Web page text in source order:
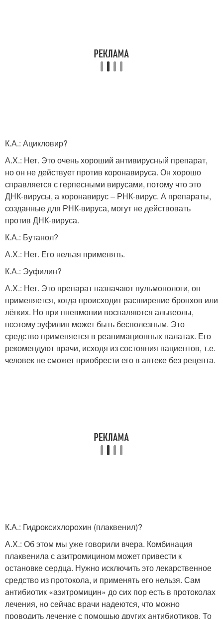
К.А.: Ацикловир?
А.Х.: Нет. Это очень хороший антивирусный препарат,
но он не действует против коронавируса. Он хорошо
справляется с герпесными вирусами, потому что это
ДНК-вирусы, а коронавирус – РНК-вирус. А препараты,
созданные для РНК-вируса, могут не действовать
против ДНК-вируса.
К.А.: Бутанол?
А.Х.: Нет. Его нельзя применять.
К.А.: Эуфилин?
А.Х.: Нет. Это препарат назначают пульмонологи, он
применяется, когда происходит расширение бронхов или
лёгких. Но при пневмонии воспаляются альвеолы,
поэтому эуфилин может быть бесполезным. Это
средство применяется в реанимационных палатах. Его
рекомендуют врачи, исходя из состояния пациентов, т.е.
человек не сможет приобрести его в аптеке без рецепта.
К.А.: Гидроксихлорохин (плаквенил)?
А.Х.: Об этом мы уже говорили вчера. Комбинация
плаквенила с азитромицином может привести к
остановке сердца. Нужно исключить это лекарственное
средство из протокола, и применять его нельзя. Сам
антибиотик «азитромицин» до сих пор есть в протоколах
лечения, но сейчас врачи надеются, что можно
проводить лечение с помощью других антибиотиков. То